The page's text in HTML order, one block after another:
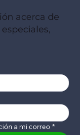
acerca de
a mi correo *